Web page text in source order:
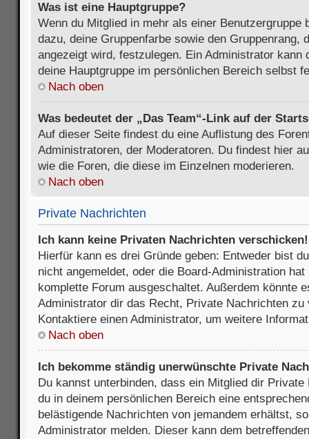
Was ist eine Hauptgruppe?
Wenn du Mitglied in mehr als einer Benutzergruppe
dazu, deine Gruppenfarbe sowie den Gruppenrang,
angezeigt wird, festzulegen. Ein Administrator kann
deine Hauptgruppe im persönlichen Bereich selbst
Nach oben
Was bedeutet der „Das Team“-Link auf der
Auf dieser Seite findest du eine Auflistung des
Administratoren, der Moderatoren. Du findest hier
wie die Foren, die diese im Einzelnen moderieren.
Nach oben
Private Nachrichten
Ich kann keine Privaten Nachrichten verschicken!
Hierfür kann es drei Gründe geben: Entweder bist
nicht angemeldet, oder die Board-Administration
komplette Forum ausgeschaltet. Außerdem könnte
Administrator dir das Recht, Private Nachrichten
Kontaktiere einen Administrator, um weitere
Nach oben
Ich bekomme ständig unerwünschte Private
Du kannst unterbinden, dass ein Mitglied dir
du in deinem persönlichen Bereich eine
belästigende Nachrichten von jemandem erhältst,
Administrator melden. Dieser kann dem